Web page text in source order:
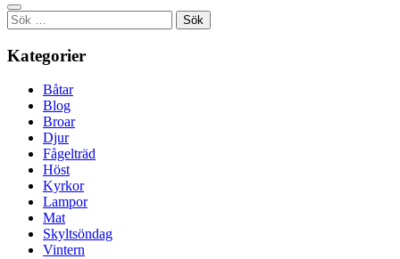
Sök
efter:
Kategorier
Båtar
Blog
Broar
Djur
Fågelträd
Höst
Kyrkor
Lampor
Mat
Skyltsöndag
Vintern